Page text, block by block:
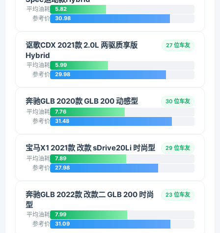
平均油耗 5.82
参考价 30.98
讴歌CDX 2021款 2.0L 两驱质享版
Hybrid
27 位车友
平均油耗 5.99
参考价 29.98
奔驰GLB 2020款 GLB 200 动感型 30 位车友
平均油耗 7.76
参考价 31.48
宝马X1 2021款 改款 sDrive20Li 时尚型 29 位车友
平均油耗 7.89
参考价 27.98
奔驰GLB 2022款 改款二 GLB 200 时尚
型
23 位车友
平均油耗 7.99
参考价 31.09